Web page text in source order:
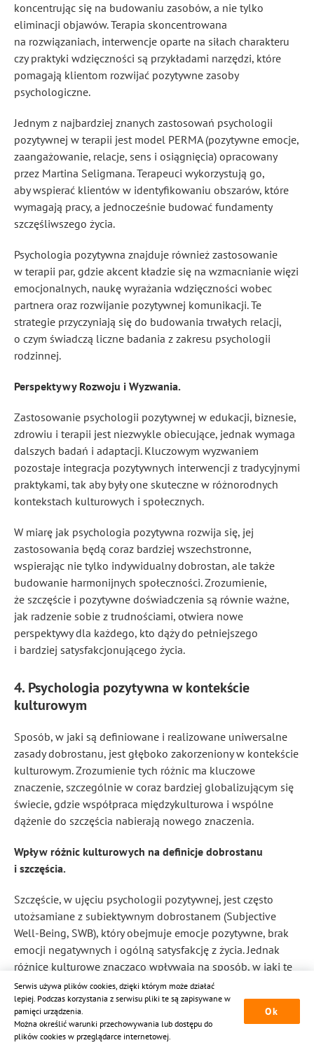
koncentrując się na budowaniu zasobów, a nie tylko
eliminacji objawów. Terapia skoncentrowana
na rozwiązaniach, interwencje oparte na siłach charakteru
czy praktyki wdzięczności są przykładami narzędzi, które
pomagają klientom rozwijać pozytywne zasoby
psychologiczne.
Jednym z najbardziej znanych zastosowań psychologii
pozytywnej w terapii jest model PERMA (pozytywne emocje,
zaangażowanie, relacje, sens i osiągnięcia) opracowany
przez Martina Seligmana. Terapeuci wykorzystują go,
aby wspierać klientów w identyfikowaniu obszarów, które
wymagają pracy, a jednocześnie budować fundamenty
szczęśliwszego życia.
Psychologia pozytywna znajduje również zastosowanie
w terapii par, gdzie akcent kładzie się na wzmacnianie więzi
emocjonalnych, naukę wyrażania wdzięczności wobec
partnera oraz rozwijanie pozytywnej komunikacji. Te
strategie przyczyniają się do budowania trwałych relacji,
o czym świadczą liczne badania z zakresu psychologii
rodzinnej.
Perspektywy Rozwoju i Wyzwania.
Zastosowanie psychologii pozytywnej w edukacji, biznesie,
zdrowiu i terapii jest niezwykle obiecujące, jednak wymaga
dalszych badań i adaptacji. Kluczowym wyzwaniem
pozostaje integracja pozytywnych interwencji z tradycyjnymi
praktykami, tak aby były one skuteczne w różnorodnych
kontekstach kulturowych i społecznych.
W miarę jak psychologia pozytywna rozwija się, jej
zastosowania będą coraz bardziej wszechstronne,
wspierając nie tylko indywidualny dobrostan, ale także
budowanie harmonijnych społeczności. Zrozumienie,
że szczęście i pozytywne doświadczenia są równie ważne,
jak radzenie sobie z trudnościami, otwiera nowe
perspektywy dla każdego, kto dąży do pełniejszego
i bardziej satysfakcjonującego życia.
4. Psychologia pozytywna w kontekście
kulturowym
Sposób, w jaki są definiowane i realizowane uniwersalne
zasady dobrostanu, jest głęboko zakorzeniony w kontekście
kulturowym. Zrozumienie tych różnic ma kluczowe
znaczenie, szczególnie w coraz bardziej globalizującym się
świecie, gdzie współpraca międzykulturowa i wspólne
dążenie do szczęścia nabierają nowego znaczenia.
Wpływ różnic kulturowych na definicje dobrostanu
i szczęścia.
Szczęście, w ujęciu psychologii pozytywnej, jest często
utożsamiane z subiektywnym dobrostanem (Subjective
Well-Being, SWB), który obejmuje emocje pozytywne, brak
emocji negatywnych i ogólną satysfakcję z życia. Jednak
różnice kulturowe znacząco wpływają na sposób, w jaki te
elementy są postrzegane i oceniane. Kultury
indywidualistyczne, takie jak Stany Zjednoczone czy Europa
Zachodnia, zwykle definiują szczęście w kategoriach
osobistej wolności, samorealizacji i niezależności.
Serwis używa plików cookies, dzięki którym może działać
lepiej. Podczas korzystania z serwisu pliki te są zapisywane w
pamięci urządzenia.
Można określić warunki przechowywania lub dostępu do
plików cookies w przeglądarce internetowej.
Ok